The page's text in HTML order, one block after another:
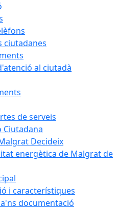
ciutadanes
al ciutadà
de serveis
Ciutadana
Decideix
energètica de Malgrat de
i característiques
documentació